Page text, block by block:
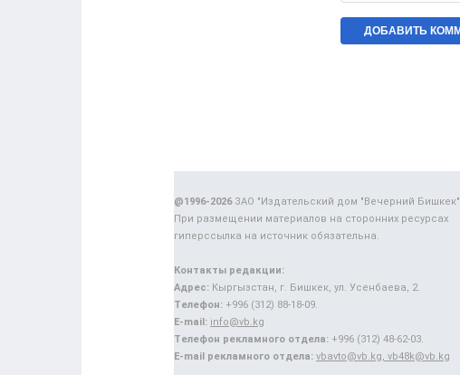
@1996-2026ЗАО "Издательский дом "Вечерний Бишкек"
При размещении материалов на сторонних ресурсах
гиперссылка на источник обязательна.
Контакты редакции:
Адрес: Кыргызстан, г. Бишкек, ул. Усенбаева, 2.
Телефон: +996 (312) 88-18-09.
E-mail: info@vb.kg
Телефон рекламного отдела: +996 (312) 48-62-03.
E-mail рекламного отдела: vbavto@vb.kg, vb48k@vb.kg